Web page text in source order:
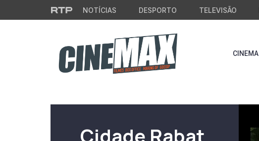
Saltar para o conteúdo principal
NOTÍCIAS DESPORTO TELEVISÃO
CINEMA
Cidade Rabat